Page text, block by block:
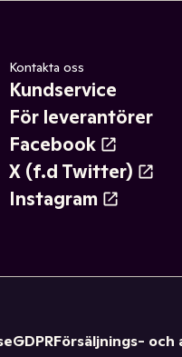
Kontakta oss
Kundservice
För leverantörer
Facebook
X (f.d Twitter)
Instagram
GDPRFörsäljnings- och